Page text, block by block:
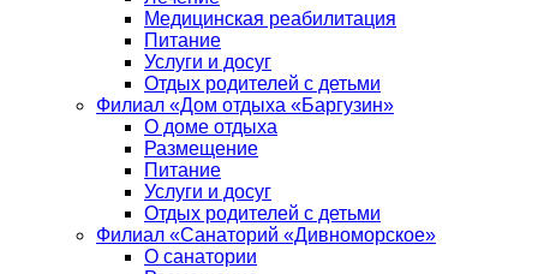
Медицинская реабилитация
Питание
Услуги и досуг
Отдых родителей с детьми
Филиал «Дом отдыха «Баргузин»
О доме отдыха
Размещение
Питание
Услуги и досуг
Отдых родителей с детьми
Филиал «Санаторий «Дивноморское»
О санатории